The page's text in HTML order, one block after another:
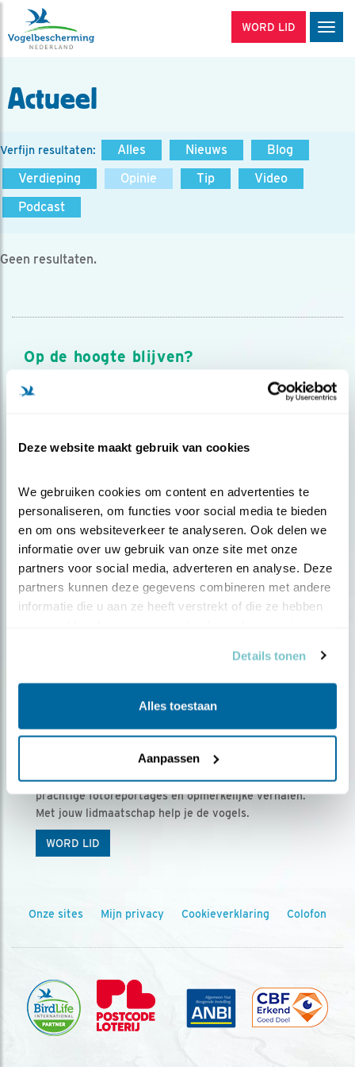
Deze website maakt gebruik van cookies
We gebruiken cookies om content en advertenties te
personaliseren, om functies voor social media te bieden
en om ons websiteverkeer te analyseren. Ook delen we
informatie over uw gebruik van onze site met onze
partners voor social media, adverteren en analyse. Deze
partners kunnen deze gegevens combineren met andere
informatie die u aan ze heeft verstrekt of die ze hebben
Details tonen
Alles toestaan
Aanpassen
WORD LID
Actueel
Verfijn resultaten: Alles Nieuws
Blog
Verdieping
Opinie Tip
Video
Podcast
Geen resultaten.
Op de hoogte blijven?
Meld je aan en ontvang nieuws, inspiratie, acties en tips
over vogels en activiteiten van Vogelbescherming.
Ontvang 5 x Vogels voor € 36,00 per jaar
Vogels is het tijdschrift voor onze leden, met
prachtige fotoreportages en opmerkelijke verhalen.
Met jouw lidmaatschap help je de vogels.
WORD LID
Onze sites Mijn privacy Cookieverklaring Colofon